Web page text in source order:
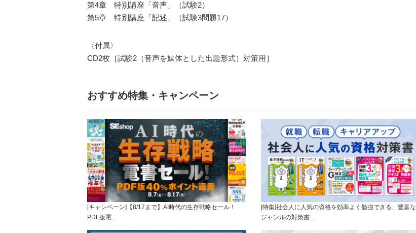
第4章 特別講座「音声」（試験2）
第5章 特別講座「記述」（試験3問題17）
〈付属〉
CD2枚［試験2（音声を媒体とした出題形式）対策用］
おすすめ特集・キャンペーン
[キャンペーン]【8/17まで】AI時代の生存戦略セール！
PDF版電…
[特集]社会人に人気の資格を効率よく勉強できる、豊富な
ジャンルの対策書…